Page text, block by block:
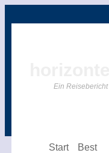
Ein Reisebericht
Start Best